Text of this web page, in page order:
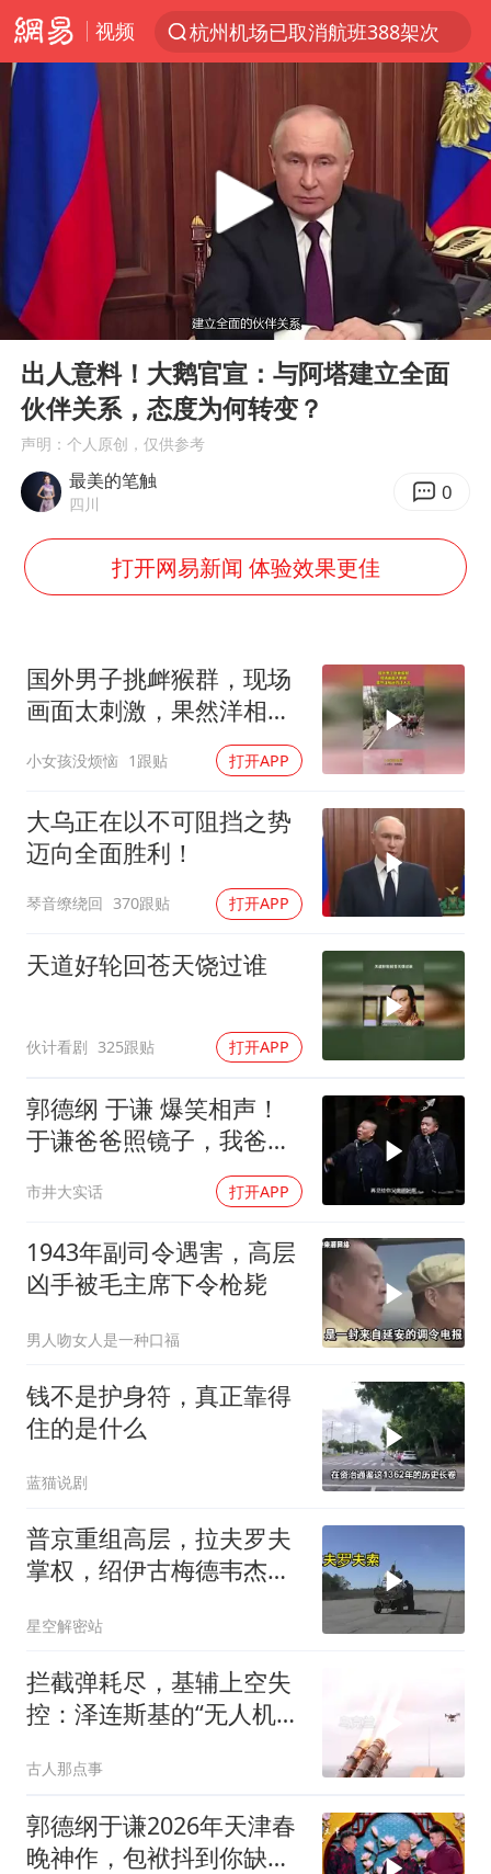
视频
杭州机场已取消航班388架次
上半年我国经营主体结构持续优化
上海：5号线16号线浦江线全线停运
《披荆斩棘2026》阵容官宣
白海豚北上或致京津冀暴雨
国足U17与阿森纳决赛取消 并列冠军
上海有出现龙卷潜势
王艺迪无缘横滨赛决赛
上门女婿出轨女邻居多年被判重婚罪
以军士兵把枪口对准中国记者
2025年小学教师减少13.19万
韩军前线部队连曝丑闻
《龙餐馆》 冲奖
武契奇会见泽连斯基有何意图
笔试第一被劝弃考涉事副校长被撤职
Play
13:42
出人意料！大鹅官宣：与阿塔建立全面
伙伴关系，态度为何转变？
声明：个人原创，仅供参考
最美的笔触
四川 0
打开网易新闻 体验效果更佳
国外男子挑衅猴群，现场
画面太刺激，果然洋相还
小女孩没烦恼 1跟贴 打开APP
大乌正在以不可阻挡之势
迈向全面胜利！
琴音缭绕回 370跟贴 打开APP
天道好轮回苍天饶过谁
伙计看剧 325跟贴 打开APP
郭德纲 于谦 爆笑相声！
于谦爸爸照镜子，我爸爸
东方不败呀，两口子长反
了
市井大实话 打开APP
1943年副司令遇害，高层
凶手被毛主席下令枪毙
男人吻女人是一种口福
钱不是护身符，真正靠得
住的是什么
蓝猫说剧
普京重组高层，拉夫罗夫
掌权，绍伊古梅德韦杰夫
星空解密站
拦截弹耗尽，基辅上空失
控：泽连斯基的“无人机神
古人那点事
郭德纲于谦2026年天津春
晚神作，包袱抖到你缺氧